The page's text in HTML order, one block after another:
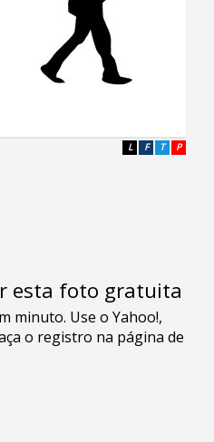
P
T
F
L
esta foto gratuita